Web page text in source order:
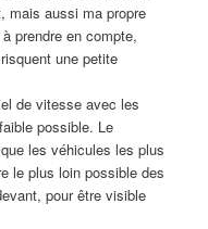
mais aussi ma propre
prendre en compte,
une petite
de vitesse avec les
possible. Le
les véhicules les plus
le plus loin possible des
pour être visible